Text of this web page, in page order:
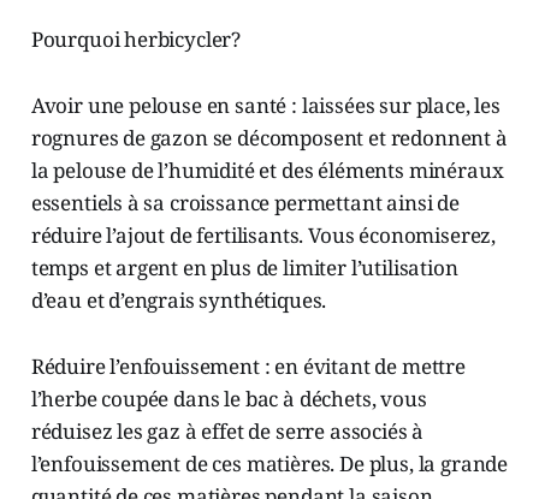
Pourquoi herbicycler?
Avoir une pelouse en santé : laissées sur place, les
rognures de gazon se décomposent et redonnent à
la pelouse de l’humidité et des éléments minéraux
essentiels à sa croissance permettant ainsi de
réduire l’ajout de fertilisants. Vous économiserez,
temps et argent en plus de limiter l’utilisation
d’eau et d’engrais synthétiques.
Réduire l’enfouissement : en évitant de mettre
l’herbe coupée dans le bac à déchets, vous
réduisez les gaz à effet de serre associés à
l’enfouissement de ces matières. De plus, la grande